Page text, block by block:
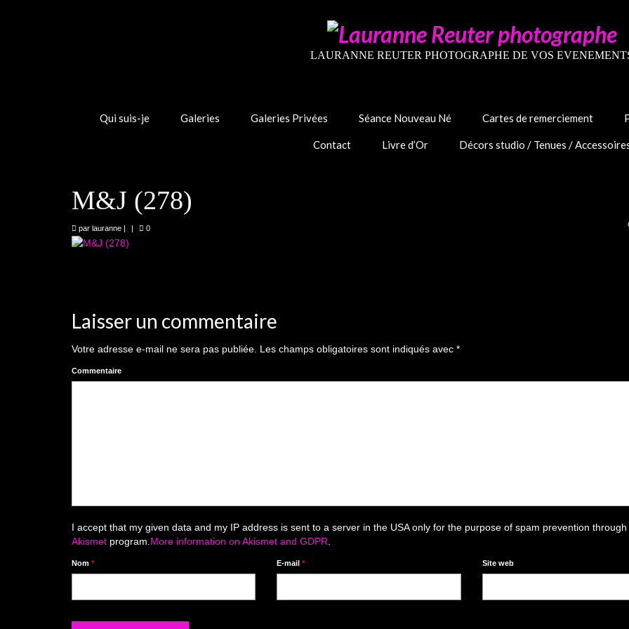
LAURANNE REUTER PHOTOGRAPHE DE VOS
Qui suis-je Galeries Galeries Privées Séance Nouveau Né Cartes de remerciement
Contact Livre d’Or Décors studio / Tenues /
M&J (278)
par lauranne | | 0
Laisser un commentaire
Votre adresse e-mail ne sera pas publiée. Les champs obligatoires sont indiqués avec *
Commentaire
I accept that my given data and my IP address is sent to a server in the USA only for the purpose of spam prevention through
Akismet program. More information on Akismet and GDPR
Nom * E-mail* Site web